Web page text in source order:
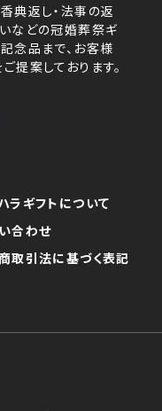
典返し・法事の返
などの冠婚葬祭ギ
念品まで、お客様
提案しております。
ラギフトについて
合わせ
取引法に基づく表記